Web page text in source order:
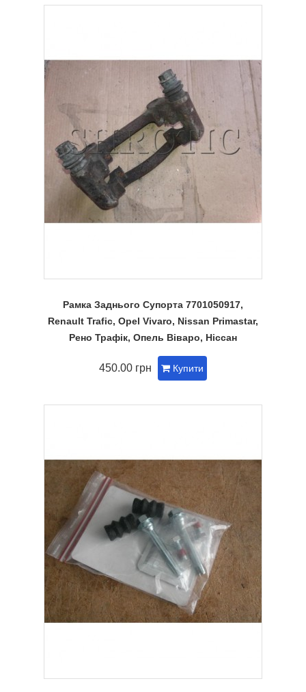
Рамка Заднього Супорта 7701050917,
Renault Trafic, Opel Vivaro, Nissan Primastar,
Рено Трафік, Опель Віваро, Ніссан
450.00 грн Купити